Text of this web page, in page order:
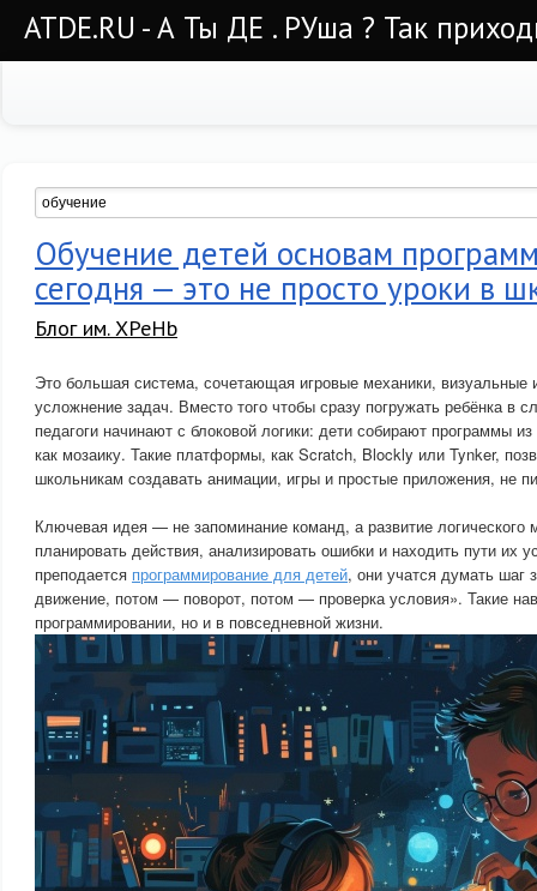
ATDE.RU - А Ты ДЕ . РУша ? Так
Обучение детей основам
сегодня — это не просто уроки в
Блог им. XPeHb
Это большая система, сочетающая игровые механики, визуальные
усложнение задач. Вместо того чтобы сразу погружать ребёнка в
педагоги начинают с блоковой логики: дети собирают программы
как мозаику. Такие платформы, как Scratch, Blockly или Tynker,
школьникам создавать анимации, игры и простые приложения, не
Ключевая идея — не запоминание команд, а развитие
планировать действия, анализировать ошибки и находить пути их
преподается программирование для детей, они учатся думать
движение, потом — поворот, потом — проверка условия». Такие
программировании, но и в повседневной жизни.